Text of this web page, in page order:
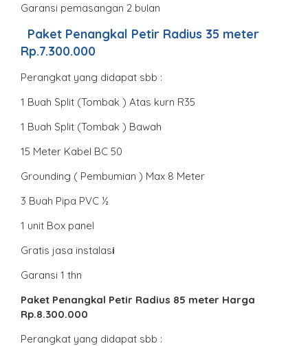
Garansi pemasangan 2 bulan
Paket Penangkal Petir Radius 35 meter
Rp.7.300.000
Perangkat yang didapat sbb :
1 Buah Split (Tombak ) Atas kurn R35
1 Buah Split (Tombak ) Bawah
15 Meter Kabel BC 50
Grounding ( Pembumian ) Max 8 Meter
3 Buah Pipa PVC ½
1 unit Box panel
Gratis jasa instalasi
Garansi 1 thn
Paket Penangkal Petir Radius 85 meter Harga
Rp.8.300.000
Perangkat yang didapat sbb :